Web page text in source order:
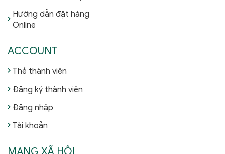
Hướng dẫn đặt hàng
Online
ACCOUNT
Thẻ thành viên
Đăng ký thành viên
Đăng nhập
Tài khoản